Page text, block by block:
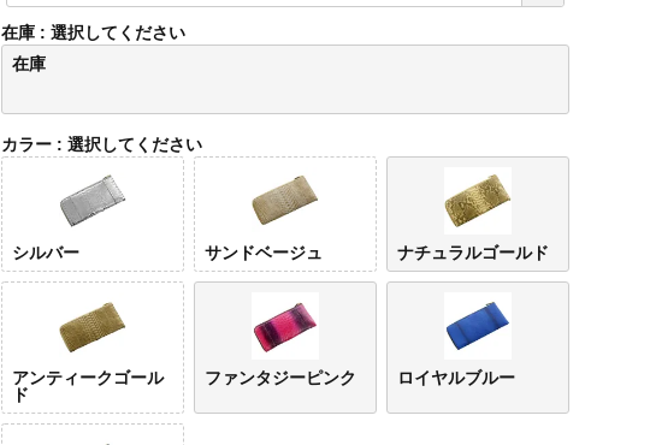
)
在庫
選択してください
在庫
カラー 選択してください
シルバー サンドベージュ ナチュラルゴールド
アンティークゴール
ド
ファンタジーピンク ロイヤルブルー